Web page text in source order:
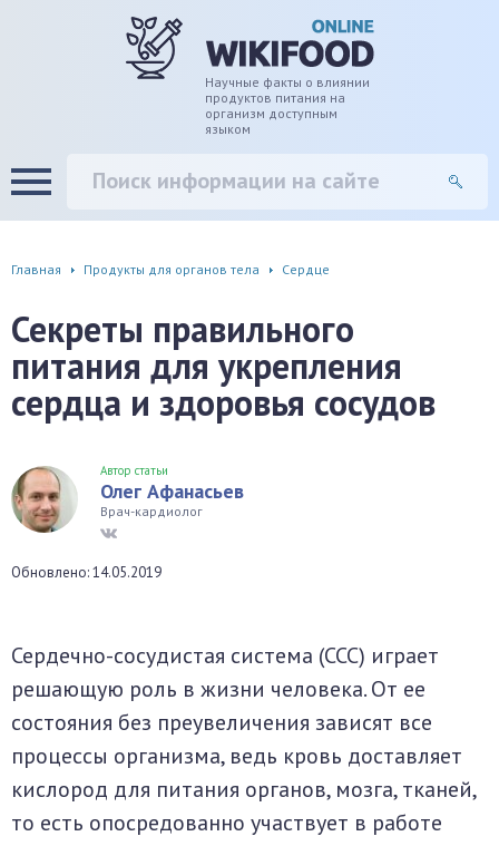
Научные факты о влиянии
продуктов питания на
организм доступным
языком
Главная Продукты для органов тела Сердце
Секреты правильного
питания для укрепления
сердца и здоровья сосудов
Автор статьи
Олег Афанасьев
Врач-кардиолог
Обновлено: 14.05.2019
Сердечно-сосудистая система (ССС) играет
решающую роль в жизни человека. От ее
состояния без преувеличения зависят все
процессы организма, ведь кровь доставляет
кислород для питания органов, мозга, тканей,
то есть опосредованно участвует в работе
ЖКТ
система
система
система
сужение сосудов
от депрессии и